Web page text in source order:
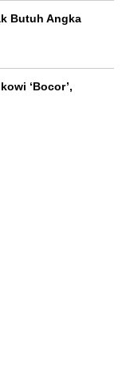
Butuh Angka
‘Bocor’,